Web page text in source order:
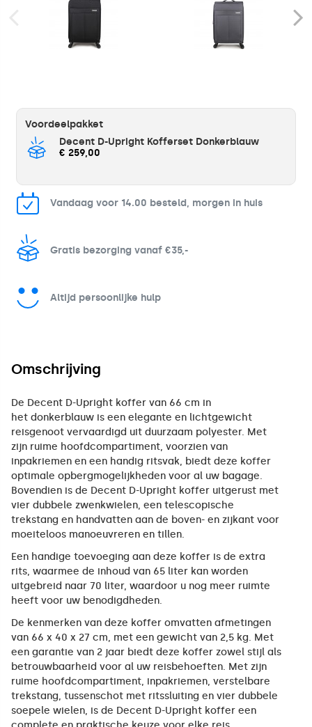
Voordeelpakket
Decent D-Upright Kofferset Donkerblauw
€ 259,00
Vandaag voor 14.00 besteld, morgen in huis
Gratis bezorging vanaf €35,-
Altijd persoonlijke hulp
Omschrijving
De Decent D-Upright koffer van 66 cm in
het donkerblauw is een elegante en lichtgewicht
reisgenoot vervaardigd uit duurzaam polyester. Met
zijn ruime hoofdcompartiment, voorzien van
inpakriemen en een handig ritsvak, biedt deze koffer
optimale opbergmogelijkheden voor al uw bagage.
Bovendien is de Decent D-Upright koffer uitgerust met
vier dubbele zwenkwielen, een telescopische
trekstang en handvatten aan de boven- en zijkant voor
moeiteloos manoeuvreren en tillen.
Een handige toevoeging aan deze koffer is de extra
rits, waarmee de inhoud van 65 liter kan worden
uitgebreid naar 70 liter, waardoor u nog meer ruimte
heeft voor uw benodigdheden.
De kenmerken van deze koffer omvatten afmetingen
van 66 x 40 x 27 cm, met een gewicht van 2,5 kg. Met
een garantie van 2 jaar biedt deze koffer zowel stijl als
betrouwbaarheid voor al uw reisbehoeften. Met zijn
ruime hoofdcompartiment, inpakriemen, verstelbare
trekstang, tussenschot met ritssluiting en vier dubbele
soepele wielen, is de Decent D-Upright koffer een